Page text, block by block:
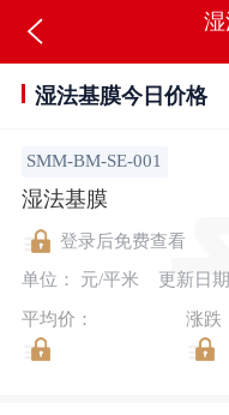
湿法基膜今日价格
SMM-BM-SE-001
湿法基膜
登录后免费查看
单位： 元/平米
更新日
平均价： 涨跌